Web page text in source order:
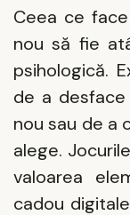
Ceea ce
nou să fie
psihologică.
de a
nou sau de a
alege.
valoarea
cadou